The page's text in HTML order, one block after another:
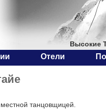
Высокие
Отели
танцовщицей.